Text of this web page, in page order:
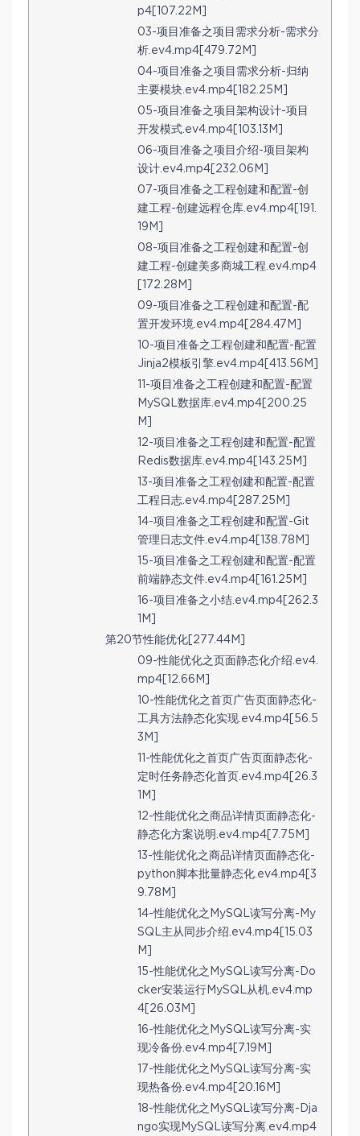
p4[107.22M]
03-项目准备之项目需求分析-需求分
析.ev4.mp4[479.72M]
04-项目准备之项目需求分析-归纳
主要模块.ev4.mp4[182.25M]
05-项目准备之项目架构设计-项目
开发模式.ev4.mp4[103.13M]
06-项目准备之项目介绍-项目架构
设计.ev4.mp4[232.06M]
07-项目准备之工程创建和配置-创
建工程-创建远程仓库.ev4.mp4[191.
19M]
08-项目准备之工程创建和配置-创
建工程-创建美多商城工程.ev4.mp4
[172.28M]
09-项目准备之工程创建和配置-配
置开发环境.ev4.mp4[284.47M]
10-项目准备之工程创建和配置-配置
Jinja2模板引擎.ev4.mp4[413.56M]
11-项目准备之工程创建和配置-配置
MySQL数据库.ev4.mp4[200.25
M]
12-项目准备之工程创建和配置-配置
Redis数据库.ev4.mp4[143.25M]
13-项目准备之工程创建和配置-配置
工程日志.ev4.mp4[287.25M]
14-项目准备之工程创建和配置-Git
管理日志文件.ev4.mp4[138.78M]
15-项目准备之工程创建和配置-配置
前端静态文件.ev4.mp4[161.25M]
16-项目准备之小结.ev4.mp4[262.3
1M]
第20节性能优化[277.44M]
09-性能优化之页面静态化介绍.ev4.
mp4[12.66M]
10-性能优化之首页广告页面静态化-
工具方法静态化实现.ev4.mp4[56.5
3M]
11-性能优化之首页广告页面静态化-
定时任务静态化首页.ev4.mp4[26.3
1M]
12-性能优化之商品详情页面静态化-
静态化方案说明.ev4.mp4[7.75M]
13-性能优化之商品详情页面静态化-
python脚本批量静态化.ev4.mp4[3
9.78M]
14-性能优化之MySQL读写分离-My
SQL主从同步介绍.ev4.mp4[15.03
M]
15-性能优化之MySQL读写分离-Do
cker安装运行MySQL从机.ev4.mp
4[26.03M]
16-性能优化之MySQL读写分离-实
现冷备份.ev4.mp4[7.19M]
17-性能优化之MySQL读写分离-实
现热备份.ev4.mp4[20.16M]
18-性能优化之MySQL读写分离-Dja
ngo实现MySQL读写分离.ev4.mp4